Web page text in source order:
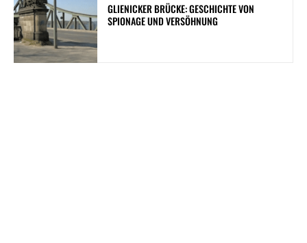
GLIENICKER BRÜCKE: GESCHICHTE VON
SPIONAGE UND VERSÖHNUNG